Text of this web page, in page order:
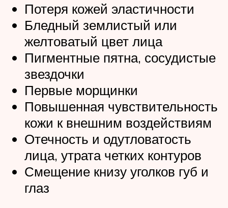
Потеря кожей эластичности
Бледный землистый или
желтоватый цвет лица
Пигментные пятна, сосудистые
звездочки
Первые морщинки
Повышенная чувствительность
кожи к внешним воздействиям
Отечность и одутловатость
лица, утрата четких контуров
Смещение книзу уголков губ и
глаз